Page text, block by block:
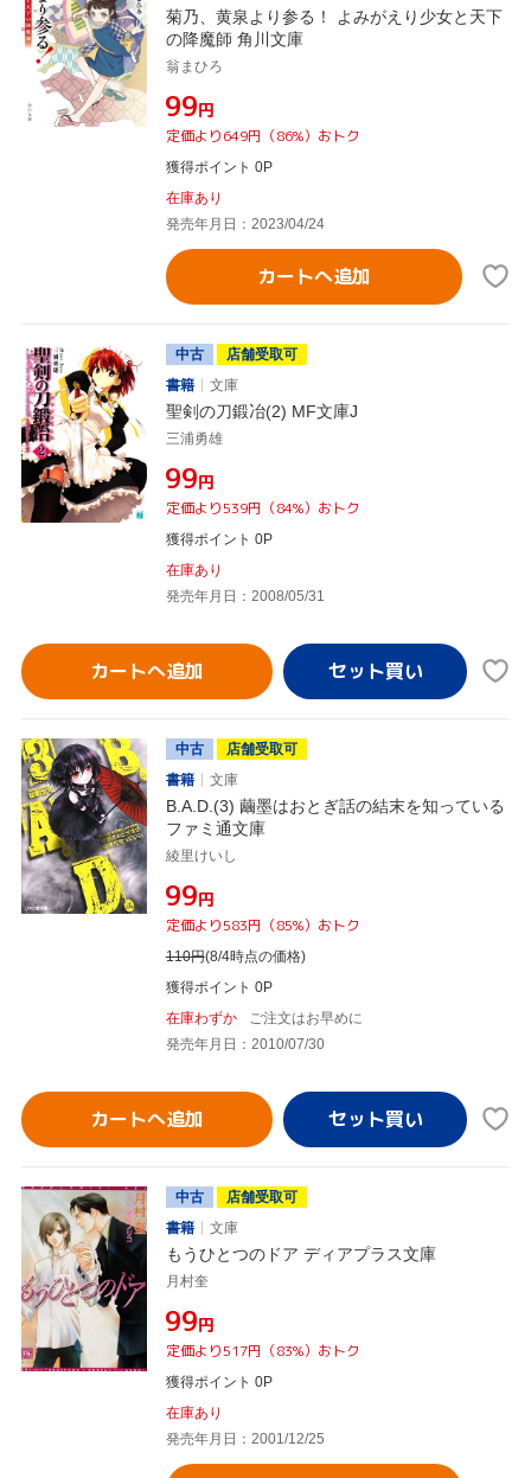
菊乃、黄泉より参る！ よみがえり少女と天下
の降魔師 角川文庫
翁まひろ
¥99円
定価より649円（86%）おトク
獲得ポイント 0P
在庫あり
発売年月日：2023/04/24
カートへ追加
中古
店舗受取可
書籍
文庫
聖剣の刀鍛冶(2) MF文庫J
三浦勇雄
¥99円
定価より539円（84%）おトク
獲得ポイント 0P
在庫あり
発売年月日：2008/05/31
カートへ追加
中古
店舗受取可
書籍
文庫
B.A.D.(3) 繭墨はおとぎ話の結末を知っている
ファミ通文庫
綾里けいし
¥99円
定価より583円（85%）おトク
110円(8/4時点の価格)
獲得ポイント 0P
在庫わずか
ご注文はお早めに
発売年月日：2010/07/30
カートへ追加
中古
店舗受取可
書籍
文庫
もうひとつのドア ディアプラス文庫
月村奎
¥99円
定価より517円（83%）おトク
獲得ポイント 0P
在庫あり
発売年月日：2001/12/25